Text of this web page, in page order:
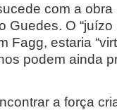
com a
O “juízo
Fagg, estaria
podem ainda
a força